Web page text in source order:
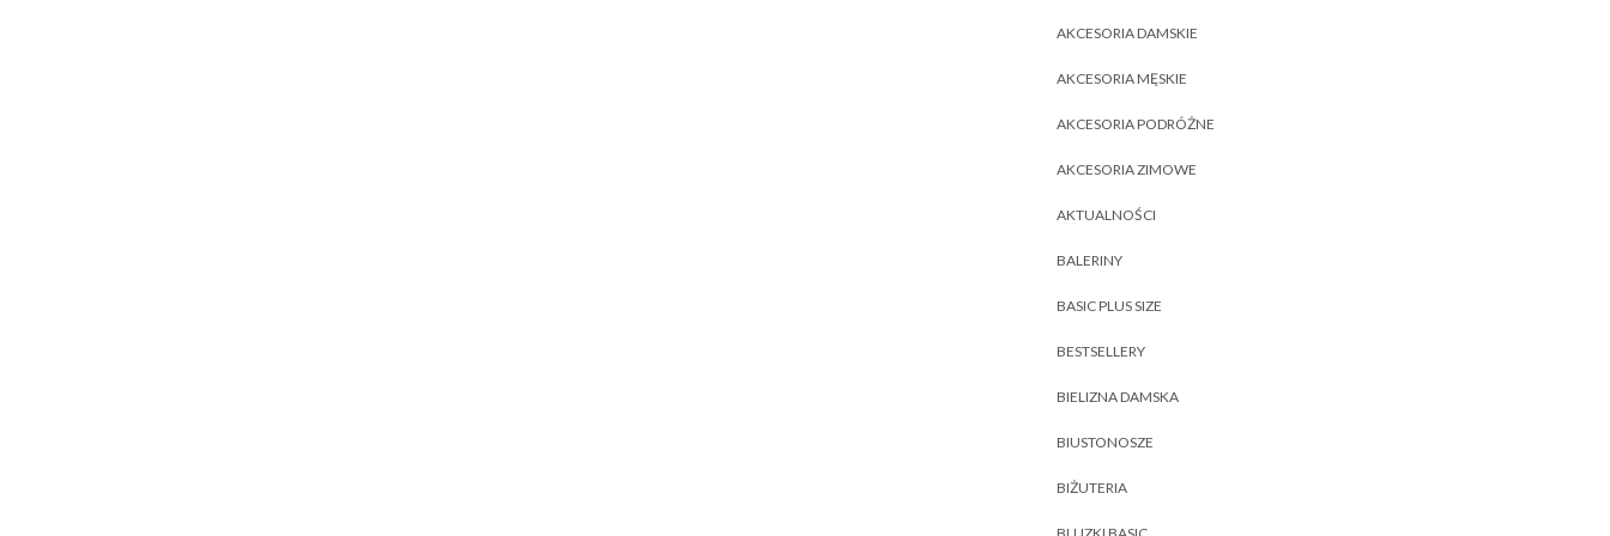
AKCESORIA DAMSKIE
AKCESORIA MĘSKIE
AKCESORIA PODRÓŻNE
AKCESORIA ZIMOWE
AKTUALNOŚCI
BALERINY
BASIC PLUS SIZE
BESTSELLERY
BIELIZNA DAMSKA
BIUSTONOSZE
BIŻUTERIA